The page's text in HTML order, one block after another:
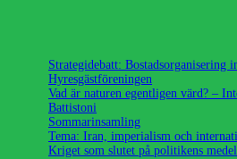
Strategidebatt: Bostadsorganisering
Hyresgästföreningen
Vad är naturen egentligen värd? –
Battistoni
Sommarinsamling
Tema: Iran, imperialism och
Kriget som slutet på politikens medel